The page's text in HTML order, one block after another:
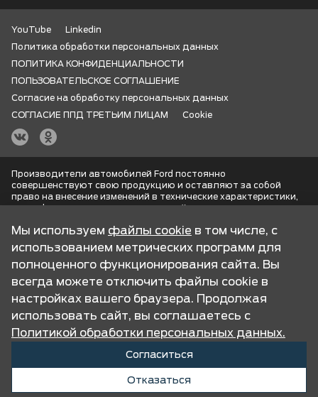
YouTube
Linkedin
Политика обработки персональных данных
ПОЛИТИКА КОНФИДЕНЦИАЛЬНОСТИ
ПОЛЬЗОВАТЕЛЬСКОЕ СОГЛАШЕНИЕ
Согласие на обработку персональных данных
СОГЛАСИЕ ППД ТРЕТЬИМ ЛИЦАМ
Cookie
Производители автомобилей Ford постоянно
совершенствуют свою продукцию и оставляют за собой
право на внесение изменений в технические характеристики,
спецификации, цвета, цены моделей, комплектации, опции и
уведомления. Обращаем Ваше внимание на то, что все
касающаяся комплектаций, технических характеристик,
цветовых сочетаний, опций или аксессуаров, а также
стоимости автомобилей и сервисного обслуживания носит
информационный характер, может не соответствовать
последним российским спецификациям, и ни при каких
условиях не является публичной офертой, определяемой
положениями Статьи 437 (2) Гражданского кодекса
Российской Федерации. Для получения подробной
информации об автомобилях, пожалуйста, обращайтесь к
ближайшему официальному дилеру Ford.
UDP Auto
Мы используем файлы cookie в том числе, с
использованием метрических программ для
полноценного функционирования сайта. Вы
всегда можете отключить файлы cookie в
настройках вашего браузера. Продолжая
использовать сайт, вы соглашаетесь с
Политикой обработки персональных данных.
Согласиться
Отказаться